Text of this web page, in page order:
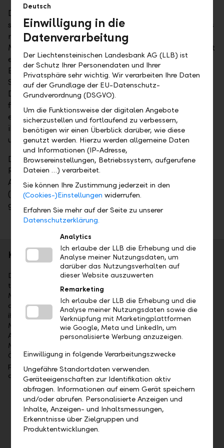
Die von der LLB emittierte festverzinsliche Anleihe
stiess auf grosse Nachfrage bei den Investoren. Dieses
rege Interesse spiegelt den sehr guten Ruf der LLB im
Markt wider. Group CEO Gabriel Brenna erklärt: "Mit
einer Tier-1-Ratio von 18.8 Prozent und einem
Eigenkapital von CHF 2.2 Mia. steht die LLB für
Sicherheit und Stabilität. Unser Moody's
Depositenrating von Aa2 bestätigt zusätzlich unsere
finanzielle Stärke." Group CFO Christoph Reich
ergänzt: "Die Anleihe ermöglicht der LLB-Gruppe,
ihre solide Finanzierungsstruktur weiter zu festigen
und ihr Wachstum zu refinanzieren."
Die Laufzeit der Anleihe beträgt acht Jahre, die
Rendite auf Verfall liegt bei 1.685 Prozent. Die
Anleihe wird ab dem 21.04.2025 an der SIX kotiert
(ISIN: CH1423931596) und im Sekundärmarkt
gehandelt.
Kurzporträt
Die Liechtensteinische Landesbank AG (LLB) ist das
traditionsreichste Finanzinstitut im Fürstentum Liechtenstein.
Mehrheitsaktionär ist das Land Liechtenstein. Die Aktien sind
an der SIX kotiert (Symbol: LLBN). Die LLB-Gruppe bietet
ihren Kunden umfassende Dienstleistungen im Wealth
Management an: als Universalbank, im Private Banking,
Asset Management sowie bei Fund Services. Mit 1'523
Mitarbeitenden ist sie in Liechtenstein, in der Schweiz, in
Österreich, in Deutschland, in Dubai und in Abu Dhabi
präsent. Per 31. Dezember 2025 lag das Geschäftsvolumen
der LLB-Gruppe bei CHF 125.9 Mia.
Wichtige Termine
Mittwoch, 19. August 2026, Veröffentlichung
Halbjahresergebnis 2026
Deutsch
Einwilligung in die
Datenverarbeitung
Der Liechtensteinischen Landesbank AG (LLB) ist
der Schutz Ihrer Personendaten und Ihrer
Privatsphäre sehr wichtig. Wir verarbeiten Ihre Daten
auf der Grundlage der EU-Datenschutz-
Grundverordnung (DSGVO).
Um die Funktionsweise der digitalen Angebote
sicherzustellen und fortlaufend zu verbessern,
benötigen wir einen Überblick darüber, wie diese
genutzt werden. Hierzu werden allgemeine Daten
und Informationen (IP-Adresse,
Browsereinstellungen, Betriebssystem, aufgerufene
Dateien …) verarbeitet.
Sie können Ihre Zustimmung jederzeit in den
(Cookies-)Einstellungen widerrufen.
Erfahren Sie mehr auf der Seite zu unserer
Datenschutzerklärung.
Analytics
Ich erlaube der LLB die Erhebung und die
Analyse meiner Nutzungsdaten, um
darüber das Nutzungsverhalten auf
dieser Website auszuwerten
Remarketing
Ich erlaube der LLB die Erhebung und die
Analyse meiner Nutzungsdaten sowie die
Verknüpfung mit Marketingplattformen
wie Google, Meta und LinkedIn, um
personalisierte Werbung anzuzeigen.
Einwilligung in folgende Verarbeitungszwecke
Ungefähre Standortdaten verwenden.
Geräteeigenschaften zur Identifikation aktiv
abfragen. Informationen auf einem Gerät speichern
und/oder abrufen. Personalisierte Anzeigen und
Inhalte, Anzeigen- und Inhaltsmessungen,
Erkenntnisse über Zielgruppen und
Produktentwicklungen.